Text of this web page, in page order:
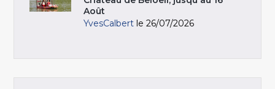
Août
YvesCalbert le 26/07/2026